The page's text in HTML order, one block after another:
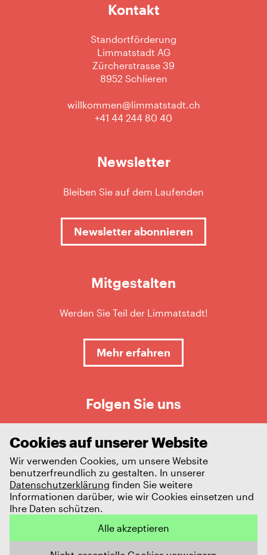
Kontakt
Standortförderung
Limmatstadt AG
Zürcherstrasse 39
8952 Schlieren
willkommen@limmatstadt.ch
+41 44 244 80 40
Newsletter
Bleiben Sie auf dem Laufenden
Newsletter abonnieren
Mitgestalten
Werden Sie Teil der Limmatstadt!
Mehr erfahren
Folgen Sie uns
© 2026 Limmatstadt AG
Cookies auf unserer Website
Wir verwenden Cookies, um unsere Website
benutzerfreundlich zu gestalten. In unserer
Datenschutzerklärung finden Sie weitere
Informationen darüber, wie wir Cookies einsetzen und
Ihre Daten schützen.
Alle akzeptieren